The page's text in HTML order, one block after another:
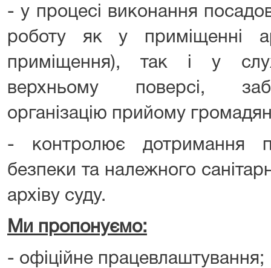
- у процесі виконання
роботу як у приміщенні
приміщення), так і у
верхньому поверсі,
організацію прийому
- контролює дотримання
безпеки та належного
архіву суду.
Ми пропонуємо:
- офіційне працевлаштування;